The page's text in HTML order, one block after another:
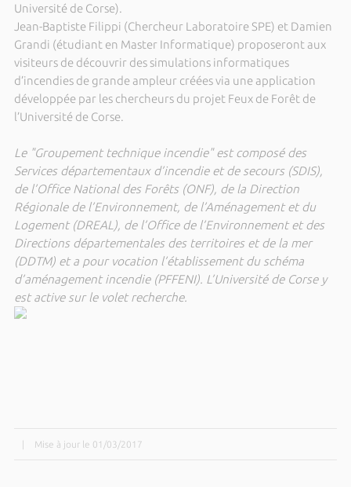
Université de Corse).
Jean-Baptiste Filippi (Chercheur Laboratoire SPE) et Damien
Grandi (étudiant en Master Informatique) proposeront aux
visiteurs de découvrir des simulations informatiques
d’incendies de grande ampleur créées via une application
développée par les chercheurs du projet Feux de Forêt de
l’Université de Corse.
Le "Groupement technique incendie" est composé des
Services départementaux d’incendie et de secours (SDIS),
de l’Office National des Forêts (ONF), de la Direction
Régionale de l’Environnement, de l’Aménagement et du
Logement (DREAL), de l’Office de l’Environnement et des
Directions départementales des territoires et de la mer
(DDTM) et a pour vocation l’établissement du schéma
d’aménagement incendie (PFFENI). L’Université de Corse y
est active sur le volet recherche.
Mise à jour le 01/03/2017